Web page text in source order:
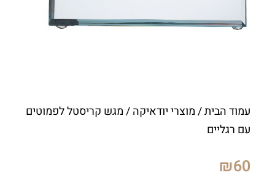
עמוד הבית/מוצרי יודאיקה/ מגש קריסטל לפמוטים
עם רגליים
₪60